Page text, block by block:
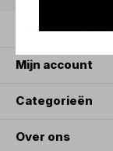
Klantenservice
Mijn account
Categorieën
Over ons